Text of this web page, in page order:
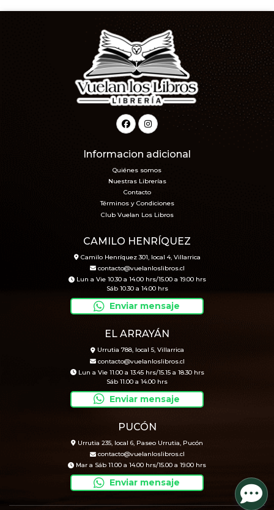
Informacion adicional
Quiénes somos
Nuestras Librerías
Contacto
Términos y Condiciones
Club Vuelan Los Libros
CAMILO HENRÍQUEZ
Camilo Henríquez 301, local 4, Villarrica
contacto@vuelanloslibros.cl
Lun a Vie 10.30 a 14.00 hrs/15.00 a 19.00 hrs
Sáb 10.30 a 14.00 hrs
Enviar mensaje
EL ARRAYÁN
Urrutia 788, local 5, Villarrica
contacto@vuelanloslibros.cl
Lun a Vie 11.00 a 13.45 hrs/15.15 a 18.30 hrs
Sáb 11.00 a 14.00 hrs
Enviar mensaje
PUCÓN
Urrutia 235, local 6, Paseo Urrutia, Pucón
contacto@vuelanloslibros.cl
Mar a Sáb 11.00 a 14.00 hrs/15.00 a 19.00 hrs
Enviar mensaje